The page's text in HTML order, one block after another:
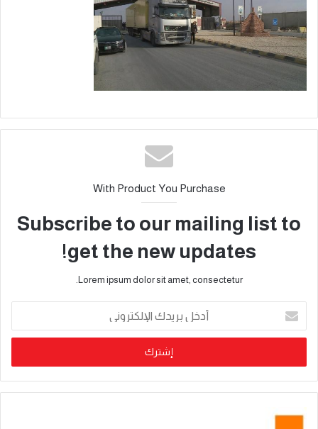
With Product You Purchase
Subscribe to our mailing list to
get the new updates!
Lorem ipsum dolor sit amet, consectetur.